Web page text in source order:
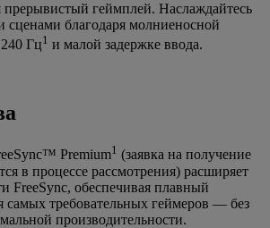
геймплей. Наслаждайтесь
благодаря молниеносной
Гц1 и малой задержке ввода.
Premium1 (заявка на получение
в процессе рассмотрения) расширяет
FreeSync, обеспечивая плавный
самых требовательных геймеров — без
производительности.